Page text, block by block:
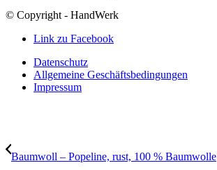
© Copyright - HandWerk
Link zu Facebook
Datenschutz
Allgemeine Geschäftsbedingungen
Impressum
Baumwoll – Popeline, rust, 100 % Baumwolle